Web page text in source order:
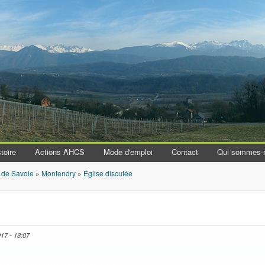
Aller au contenu principal
Actions AHCS Mode d'emploi Contact Qui
Savoie » Montendry » Église discutée
- 18:07